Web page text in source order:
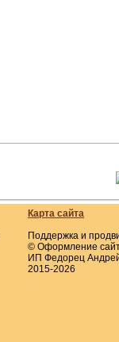
Карта сайта
Поддержка и
© Оформление
ИП Федорец
2015-2026